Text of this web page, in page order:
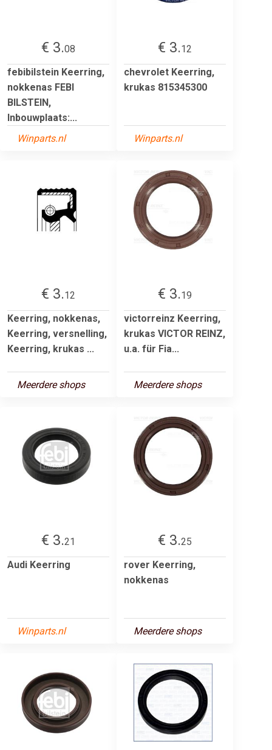
€ 3.08
febibilstein Keerring,
nokkenas FEBI
BILSTEIN,
Inbouwplaats:...
Winparts.nl
€ 3.12
chevrolet Keerring,
krukas 815345300
Winparts.nl
€ 3.12
Keerring, nokkenas,
Keerring, versnelling,
Keerring, krukas ...
Meerdere shops
€ 3.19
victorreinz Keerring,
krukas VICTOR REINZ,
u.a. für Fia...
Meerdere shops
€ 3.21
Audi Keerring
Winparts.nl
€ 3.25
rover Keerring,
nokkenas
Meerdere shops